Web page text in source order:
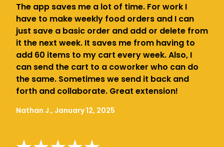
The app saves me a lot of time. For work I
have to make weekly food orders and I can
just save a basic order and add or delete from
it the next week. It saves me from having to
add 60 items to my cart every week. Also, I
can send the cart to a coworker who can do
the same. Sometimes we send it back and
forth and collaborate. Great extension!
Nathan J., January 12, 2025